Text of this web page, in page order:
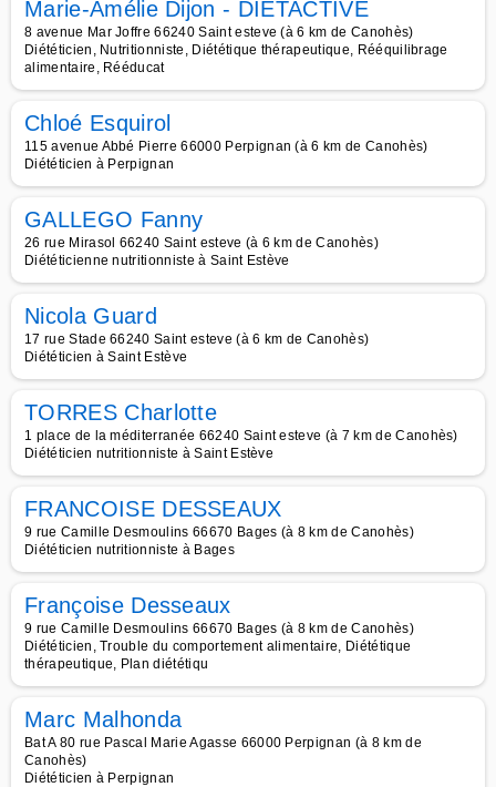
Marie-Amélie Dijon - DIETACTIVE
8 avenue Mar Joffre 66240 Saint esteve (à 6 km de Canohès)
Diététicien, Nutritionniste, Diététique thérapeutique, Rééquilibrage
alimentaire, Rééducat
Chloé Esquirol
115 avenue Abbé Pierre 66000 Perpignan (à 6 km de Canohès)
Diététicien à Perpignan
GALLEGO Fanny
26 rue Mirasol 66240 Saint esteve (à 6 km de Canohès)
Diététicienne nutritionniste à Saint Estève
Nicola Guard
17 rue Stade 66240 Saint esteve (à 6 km de Canohès)
Diététicien à Saint Estève
TORRES Charlotte
1 place de la méditerranée 66240 Saint esteve (à 7 km de Canohès)
Diététicien nutritionniste à Saint Estève
FRANCOISE DESSEAUX
9 rue Camille Desmoulins 66670 Bages (à 8 km de Canohès)
Diététicien nutritionniste à Bages
Françoise Desseaux
9 rue Camille Desmoulins 66670 Bages (à 8 km de Canohès)
Diététicien, Trouble du comportement alimentaire, Diététique
thérapeutique, Plan diététiqu
Marc Malhonda
Bat A 80 rue Pascal Marie Agasse 66000 Perpignan (à 8 km de
Canohès)
Diététicien à Perpignan